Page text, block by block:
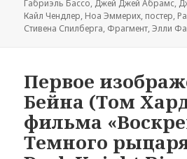
Габриэль Бассо, Джей Джей Абрамс,
Кайл Чендлер, Ноа Эммерих, постер,
Стивена Спилберга, Фрагмент,Элли
Первое
Бейна (Том
фильма
Темного